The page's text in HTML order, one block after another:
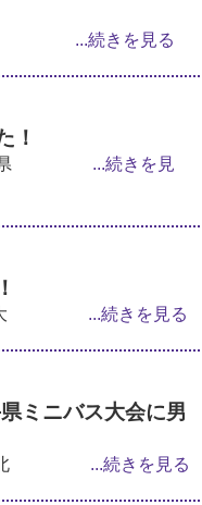
...続きを見る
！
...続きを見
...続きを見る
ミニバス大会に男
...続きを見る